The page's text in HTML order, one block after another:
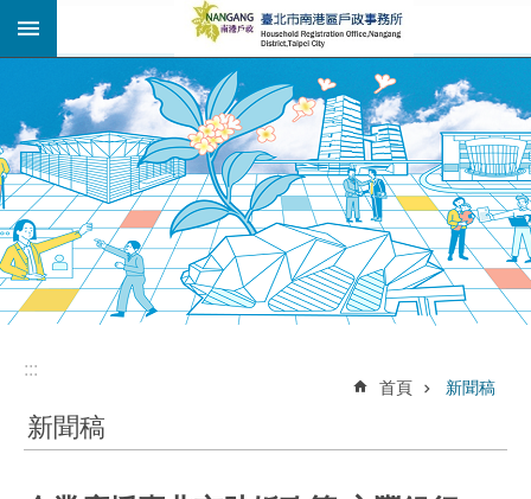
跳到主要內容區塊
:::
:::
首頁 新聞稿
新聞稿